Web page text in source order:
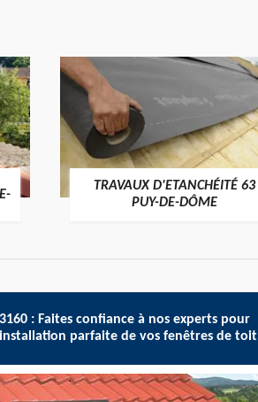
TRAVAUX D'ETANCHÉITÉ 63
PUY-DE-DÔME
: Faites confiance à nos experts pour
parfaite de vos fenêtres de toit